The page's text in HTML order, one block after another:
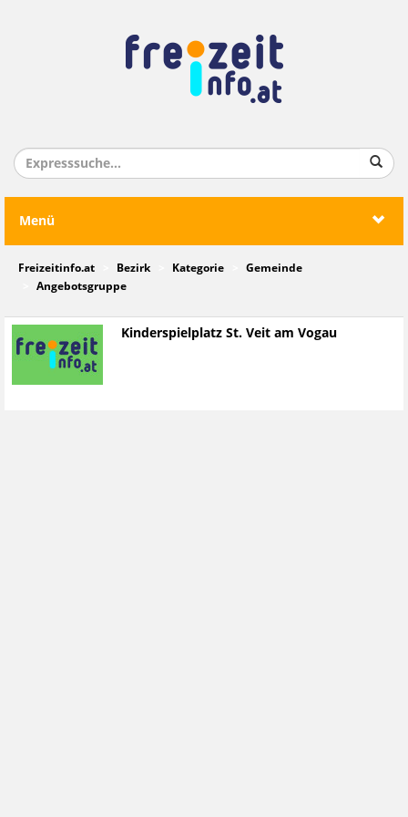
Menü
Freizeitinfo.at Bezirk Kategorie
Gemeinde
Angebotsgruppe
Kinderspielplatz St. Veit am Vogau